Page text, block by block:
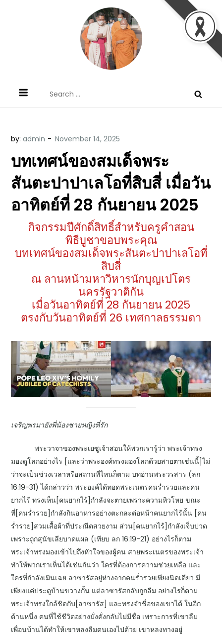
ประทานพระพรแก่พวกท่านท้งหลายเทอญ
for:
by:admin
บทเทศน์ของสมเด็จพระ
สันตะปาปาเลโอที่สิบสี่ เมื่อวัน
อาทิตย์ที่ 28 กันยายน 2025
กิจกรรมปีศักดิ์สิทธิ์สำหรับครูคำสอน
พิธีบูชาขอบพระคุณ
บทเทศน์ของสมเด็จพระสันตะปาปาเลโอที่
สิบสี่
ณ ลานหน้ามหาวิหารนักบุญเปโตร
นครรัฐวาติกัน
เมื่อวันอาทิตย์ที่ 28 กันยายน 2025
ตรงกับวันอาทิตย์ที่ 26 เทศกาลธรรมดา
เจริญพรมายังพี่น้องชายหญิงที่รัก
พระวาจาของพระเยซูเจ้าสอนให้พวกเรารู้ว่า พระเจ้าทรง
มองดูโลกอย่างไร [และว่าพระองค์ทรงมองโลกด้วยสายตาเช่นนี้]ไม่
ว่าจะเป็นช่วงเวลาหรือสถานที่ไหนก็ตาม บทอ่านพระวรสาร (ลก
16:19-31) ได้กล่าวว่า พระองค์ได้ทอดพระเนตรคนร่ำรวยและคน
ยากไร้ ทรงเห็น[คนยากไร้]กำลังจะตายเพราะความหิวโหย ขณะ
ที่[คนร่ำรวย]กำลังกินอาหารอย่างตะกละต่อหน้าคนยากไร้นั้น [คน
ร่ำรวย]สวมเสื้อผ้าที่ประณีตสวยงาม ส่วน[คนยากไร้]กำลังเจ็บปวด
เพราะถูกสุนัขเลียบาดแผล (เทียบ ลก 16:19-21) อย่างไรก็ตาม
พระเจ้าทรงมองเข้าไปถึงหัวใจของผู้คน สายพระเนตรของพระเจ้า
ทำให้พวกเราเห็นได้เช่นกันว่า ใครที่ต้องการความช่วยเหลือ และ
ใครที่กำลังเมินเฉย ลาซารัสอยู่ห่างจากคนร่ำรวยเพียงนิดเดียว มี
เพียงแค่ประตูบ้านขวางกั้น แต่ลาซารัสกลับถูกลืม อย่างไรก็ตาม
พระเจ้าทรงใกล้ชิดกับ[ลาซารัส] และทรงจำชื่อของเขาได้ ในอีก
ด้านหนึ่ง คนที่ใช้ชีวิตอย่างมั่งคั่งกลับไม่มีชื่อ เพราะการที่เขาลืม
เพื่อนบ้านได้ทำให้เขาหลงลืมตนเองไปด้วย เขาหลงทางอยู่